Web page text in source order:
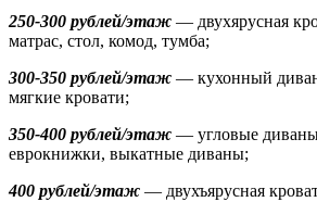
250-300 рублей/этаж — двухярусная
матрас, стол, комод, тумба;
300-350 рублей/этаж — кухонный
мягкие кровати;
350-400 рублей/этаж — угловые
еврокнижки, выкатные диваны;
400 рублей/этаж — двухъярусная